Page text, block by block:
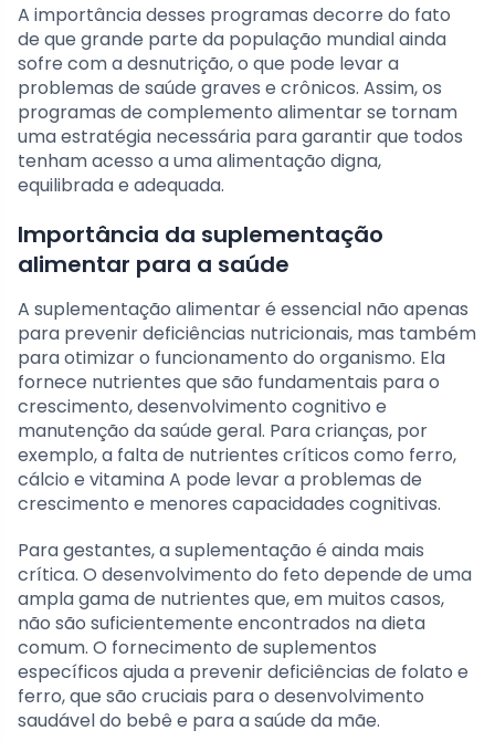
A importância desses programas decorre do fato
de que grande parte da população mundial ainda
sofre com a desnutrição, o que pode levar a
problemas de saúde graves e crônicos. Assim, os
programas de complemento alimentar se tornam
uma estratégia necessária para garantir que todos
tenham acesso a uma alimentação digna,
equilibrada e adequada.
Importância da suplementação
alimentar para a saúde
A suplementação alimentar é essencial não apenas
para prevenir deficiências nutricionais, mas também
para otimizar o funcionamento do organismo. Ela
fornece nutrientes que são fundamentais para o
crescimento, desenvolvimento cognitivo e
manutenção da saúde geral. Para crianças, por
exemplo, a falta de nutrientes críticos como ferro,
cálcio e vitamina A pode levar a problemas de
crescimento e menores capacidades cognitivas.
Para gestantes, a suplementação é ainda mais
crítica. O desenvolvimento do feto depende de uma
ampla gama de nutrientes que, em muitos casos,
não são suficientemente encontrados na dieta
comum. O fornecimento de suplementos
específicos ajuda a prevenir deficiências de folato e
ferro, que são cruciais para o desenvolvimento
saudável do bebê e para a saúde da mãe.